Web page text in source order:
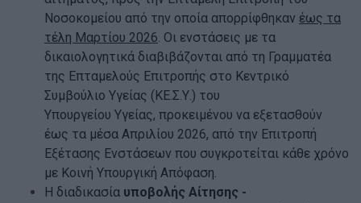
Νοσοκομείου από την οποία απορρίφθηκαν έως τα
τέλη Μαρτίου 2026. Οι ενστάσεις με τα
δικαιολογητικά διαβιβάζονται από τη Γραμματέα
της Επταμελούς Επιτροπής στο Κεντρικό
Συμβούλιο Υγείας (ΚΕ.Σ.Υ.) του
Υπουργείου Υγείας, προκειμένου να εξετασθούν
έως τα μέσα Απριλίου 2026, από την Επιτροπή
Εξέτασης Ενστάσεων που συγκροτείται κάθε χρόνο
με Κοινή Υπουργική Απόφαση.
Η διαδικασία υποβολής Αίτησης -